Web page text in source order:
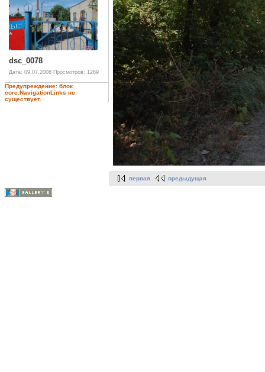
dsc_0078
Дата: 09.07.2008 Просмотров: 1269
Предупреждение: блок
core.NavigationLinks не
существует.
первая предыдущая